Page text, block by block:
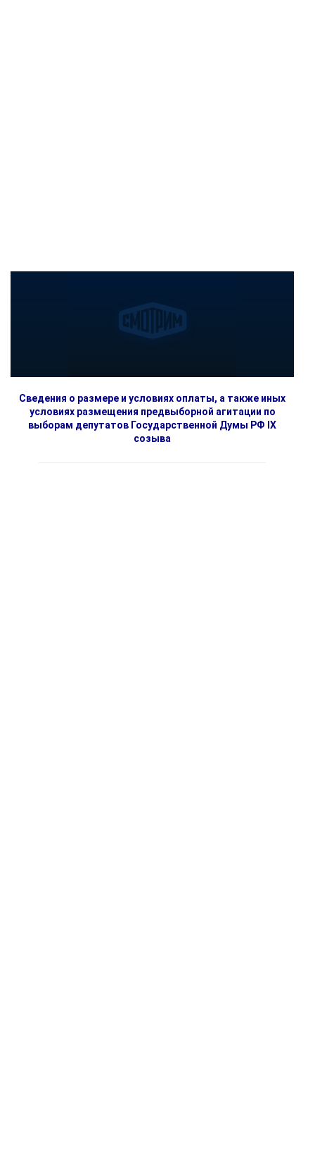
Сведения о размере и условиях оплаты, а также иных
условиях размещения предвыборной агитации по
выборам депутатов Государственной Думы РФ IX
созыва